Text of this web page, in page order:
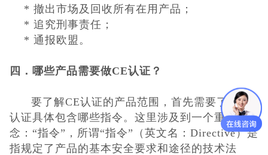
* 撤出市场及回收所有在用产品；
* 追究刑事责任；
* 通报欧盟。
四． 哪些产品需要做CE认证？
要了解CE认证的产品范围，首先需要了解CE
认证具体包含哪些指令。这里涉及到 一个重要概
念：“指令”，所谓“指令”（英文名：Directive）是
指规定了产品的基本安全要求和途径的技术法